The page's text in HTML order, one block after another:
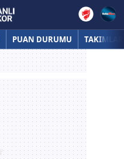
PUAN DURUMU TAKIMLAR